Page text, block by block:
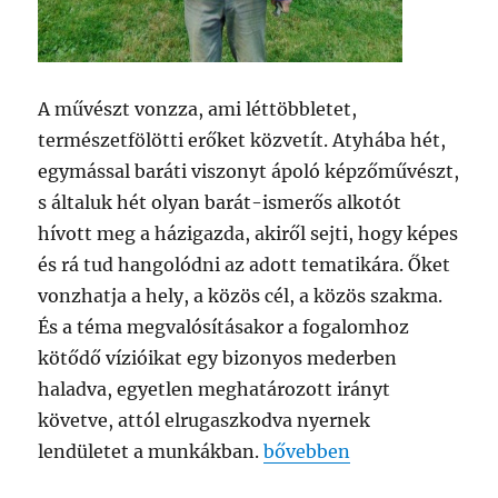
A művészt vonzza, ami léttöbbletet,
természetfölötti erőket közvetít. Atyhába hét,
egymással baráti viszonyt ápoló képzőművészt,
s általuk hét olyan barát-ismerős alkotót
hívott meg a házigazda, akiről sejti, hogy képes
és rá tud hangolódni az adott tematikára. Őket
vonzhatja a hely, a közös cél, a közös szakma.
És a téma megvalósításakor a fogalomhoz
kötődő vízióikat egy bizonyos mederben
haladva, egyetlen meghatározott irányt
követve, attól elrugaszkodva nyernek
lendületet a munkákban.„VONZÁSOK – Új
bővebben